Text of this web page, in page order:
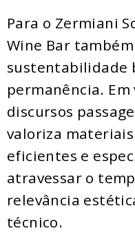
Para o Zermiani
Wine Bar
sustentabilidade
permanência.
discursos
valoriza
eficientes e
atravessar o
relevância
técnico.